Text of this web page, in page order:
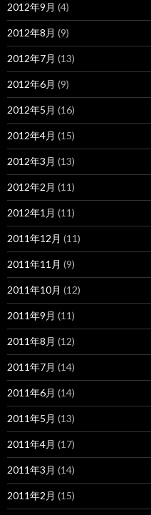
2012年9月 (4)
2012年8月 (9)
2012年7月 (13)
2012年6月 (9)
2012年5月 (16)
2012年4月 (15)
2012年3月 (13)
2012年2月 (11)
2012年1月 (11)
2011年12月 (11)
2011年11月 (9)
2011年10月 (12)
2011年9月 (11)
2011年8月 (12)
2011年7月 (14)
2011年6月 (14)
2011年5月 (13)
2011年4月 (17)
2011年3月 (14)
2011年2月 (15)